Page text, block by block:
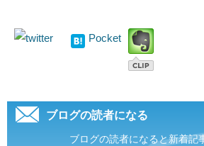
Pocket
ブログの読者になる
ブログの読者になると新着記